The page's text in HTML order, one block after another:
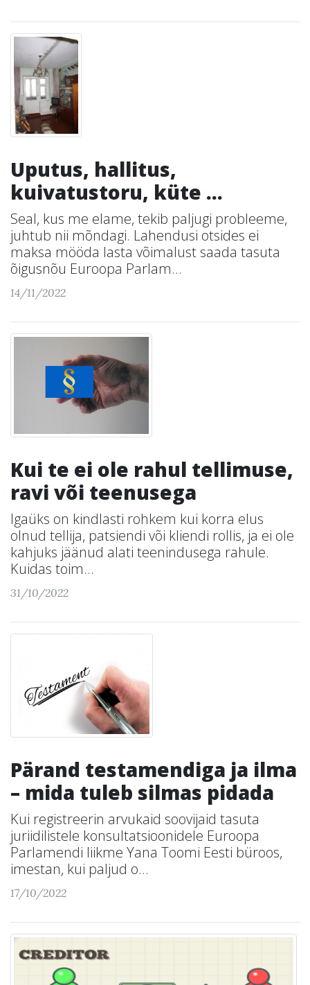
Uputus, hallitus,
kuivatustoru, küte …
Seal, kus me elame, tekib paljugi probleeme,
juhtub nii mõndagi. Lahendusi otsides ei
maksa mööda lasta võimalust saada tasuta
õigusnõu Euroopa Parlam...
14/11/2022
Kui te ei ole rahul tellimuse,
ravi või teenusega
Igaüks on kindlasti rohkem kui korra elus
olnud tellija, patsiendi või kliendi rollis, ja ei ole
kahjuks jäänud alati teenindusega rahule.
Kuidas toim...
31/10/2022
Pärand testamendiga ja ilma
– mida tuleb silmas pidada
Kui registreerin arvukaid soovijaid tasuta
juriidilistele konsultatsioonidele Euroopa
Parlamendi liikme Yana Toomi Eesti büroos,
imestan, kui paljud o...
17/10/2022